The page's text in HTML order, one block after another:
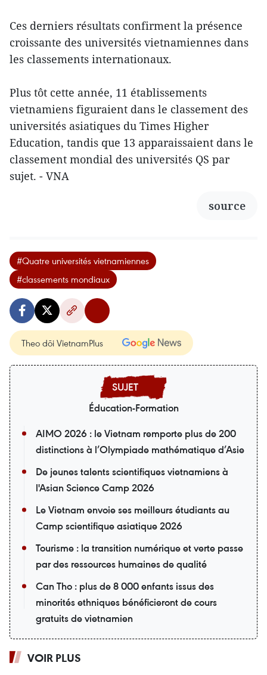
Ces derniers résultats confirment la présence
croissante des universités vietnamiennes dans
les classements internationaux.
Plus tôt cette année, 11 établissements
vietnamiens figuraient dans le classement des
universités asiatiques du Times Higher
Education, tandis que 13 apparaissaient dans le
classement mondial des universités QS par
sujet. - VNA
source
#Quatre universités vietnamiennes
#classements mondiaux
Theo dõi VietnamPlus
Éducation-Formation
AIMO 2026 : le Vietnam remporte plus de 200
distinctions à l’Olympiade mathématique d’Asie
De jeunes talents scientifiques vietnamiens à
l'Asian Science Camp 2026
Le Vietnam envoie ses meilleurs étudiants au
Camp scientifique asiatique 2026
Tourisme : la transition numérique et verte passe
par des ressources humaines de qualité
Can Tho : plus de 8 000 enfants issus des
minorités ethniques bénéficieront de cours
gratuits de vietnamien
VOIR PLUS